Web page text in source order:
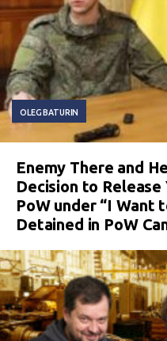
OLEG BATURIN
Enemy There and
Decision to Release
PoW under “I Want
Detained in PoW